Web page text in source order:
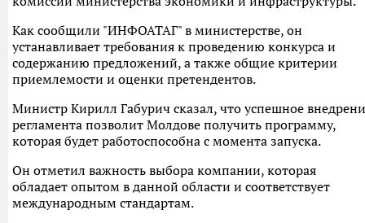
Как сообщили "ИНФОАТАГ" в министерстве, он
устанавливает требования к проведению конкурса и
содержанию предложений, а также общие критерии
приемлемости и оценки претендентов.
Министр Кирилл Габурич сказал, что успешное
регламента позволит Молдове получить программу,
которая будет работоспособна с момента запуска.
Он отметил важность выбора компании, которая
обладает опытом в данной области и соответствует
международным стандартам.